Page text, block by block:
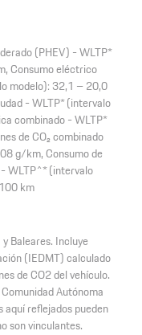
(PHEV) - WLTP*
Consumo eléctrico
modelo): 32,1 – 20,0
- WLTP* (intervalo
combinado - WLTP*
de CO₂ combinado
g/km, Consumo de
WLTP^* (intervalo
km
Baleares. Incluye
(IEDMT) calculado
de CO2 del vehículo.
Autónoma
aquí reflejados pueden
son vinculantes.